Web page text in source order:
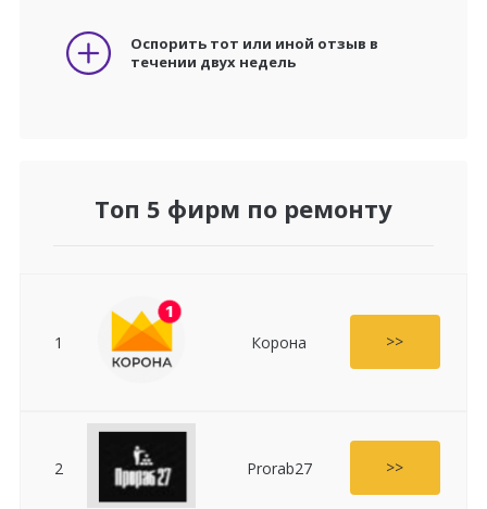
Оспорить тот или иной отзыв в
течении двух недель
Топ 5 фирм по ремонту
1 Корона >>
2 Prorab27 >>